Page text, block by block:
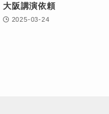
大阪講演依頼
2025-03-24